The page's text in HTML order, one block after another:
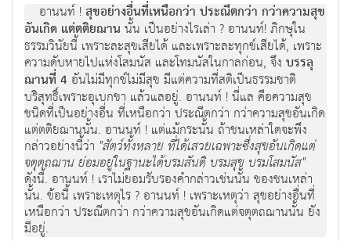
อานนท์ !สุขอย่างอื่นที่เหนือกว่า ประณีตกว่า กว่าความสุข
อันเกิด แต่ตติยฌาน นั้น เป็นอย่างไรเล่า ? อานนท์! ภิกษุใน
ธรรมวินัยนี้ เพราะละสุขเสียได้ และเพราะละทุกข์เสียได้, เพราะ
ความดับหายไปแห่งโสมนัส และโทมนัสในกาลก่อน, จึง บรรลุ
ฌานที่ 4 อันไม่มีทุกข์ไม่มีสุข มีแต่ความที่สติเป็นธรรมชาติ
บริสุทธิ์เพราะอุเบกขา แล้วแลอยู่. อานนท์ ! นี่แล คือความสุข
ชนิดที่เป็นอย่างอื่น ที่เหนือกว่า ประณีตกว่า กว่าความสุขอันเกิด
แต่ตติยฌานนั้น. อานนท์ ! แต่แม้กระนั้น ถ้าชนเหล่าใดจะพึง
กล่าวอย่างนี้ว่า "สัตว์ทั้งหลาย ที่ได้เสวยเฉพาะซึ่งสุขอันเกิดแต่
จตุตถฌาน ย่อมอยู่ในฐานะได้บรมสันติ บรมสุข บรมโสมนัส"
ดังนี้. อานนท์ ! เราไม่ยอมรับรองคำกล่าวเช่นนั้น ของชนเหล่า
นั้น. ข้อนี้ เพราะเหตุไร ? อานนท์ ! เพราะเหตุว่า สุขอย่างอื่นที่
เหนือกว่า ประณีตกว่า กว่าความสุขอันเกิดแต่จตุตถฌานนั้น ยัง
มีอยู่.